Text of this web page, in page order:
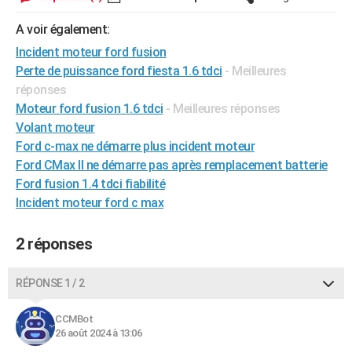
Alimentation
Guide de la santé
Maladies
Médicaments
Sommeil
VOYAGE
Destinations
City break
Voyage nature
Voyage de noces
Forum
Climat
+PHOTO
GUIDES D'ACHAT
BONS PLANS
CARTE DE VOEUX
Carte de Noël
Carte Bonne année
Carte Saint-Valentin
Carte Pâques
Carte d'anniversaire
DICTIONNAIRE
COPAINS D'AVANT
S'inscrire
Se connecter
Lycées
Collèges
Primaires
Universités
Entreprises
Service militaire
Avis de recherche
AVIS DE DÉCÈS
FORUM
Bricolage
Lifestyle
Culture
Sport
Auto
Television
Voyage
Cinema
A voir également:
Incident moteur ford fusion
Perte de puissance ford fiesta 1.6 tdci - Meilleures
réponses
Moteur ford fusion 1.6 tdci - Meilleures réponses
Volant moteur
Ford c-max ne démarre plus incident moteur
Ford CMax II ne démarre pas après remplacement batterie
Ford fusion 1.4 tdci fiabilité
Incident moteur ford c max
2 réponses
RÉPONSE 1 / 2
CCMBot
26 août 2024 à 13:06